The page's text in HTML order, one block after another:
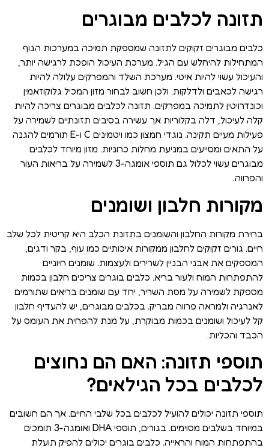
תזונה לכלבים מבוגרים
כלבים מבוגרים זקוקים לתזונה שמספקת תמיכה במערכות הגוף
המתחילות להיחלש עם הגיל. מערכת העיכול הופכת לרגישה יותר,
והעיכול עשוי להיות איטי. מערכת השלד והמפרקים עלולה להיות
רגישה לכאבים ולדלקות. ולכן חשוב לבחור מזון המכיל גלוקוזאמין
וכונדרויטין לתמיכה במפרקים. תזונה לכלבים מבוגרים צריכה להיות
קלה לעיכול, דלה בקלוריות אך עשירה בסיבים תזונתיים לשמירה על
פעילות מעיים תקינה. נוגדי חמצון כמו ויטמינים C ו-E תורמים להגנה
על התאים ומסייעים במניעת מחלות כרוניות. מזון מיוחד לכלבים
מבוגרים עשוי לכלול גם תוספי אומגה-3 לשמירה על בריאות העור
והפרווה.
מקורות חלבון ושומנים
בחירת מקורות החלבון והשומנים בתזונת הכלב היא קריטית לכל שלב
חיים. גורים זקוקים לחלבון ממקורות איכותיים כמו עוף, בקר ודגים,
המספקים את אבני הבניין לשרירים ולעצמות. שומנים חיוניים
להתפתחות המוח ולעור בריא. כלבים בוגרים צריכים חלבון בכמות
מספקת לשמירה על מסת השריר, יחד עם שומנים בריאים שתורמים
לאנרגיה ולמראה פרווה מבריק. בכלבים מבוגרים, יש להעדיף חלבון
קל לעיכול ושומנים בכמות מבוקרת, על מנת להפחית את העומס על
הכבד והכליות.
תוספי תזונה: האם הם נחוצים
לכלבים בכל הגילאים?
תוספי תזונה יכולים להועיל לכלבים בכל שלבי החיים. אך הם חשובים
במיוחד בשלבים מסוימים. בגורים, תוספי DHA ואומגה-3 תומכים
בהתפתחות המוח והראייה. כלבים בוגרים יכולים להפיק תועלת